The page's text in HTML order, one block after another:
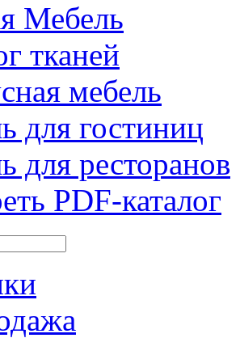
Мебель
тканей
мебель
для гостиниц
для ресторанов
PDF-каталог